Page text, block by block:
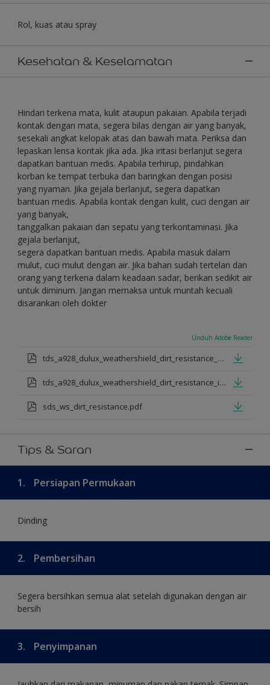
Rol, kuas atau spray
Kesehatan & Keselamatan
Hindari terkena mata, kulit ataupun pakaian. Apabila terjadi
kontak dengan mata, segera bilas dengan air yang banyak,
sesekali angkat kelopak atas dan bawah mata. Periksa dan
lepaskan lensa kontak jika ada. Jika iritasi berlanjut segera
dapatkan bantuan medis. Apabila terhirup, pindahkan
korban ke tempat terbuka dan baringkan dengan posisi
yang nyaman. Jika gejala berlanjut, segera dapatkan
bantuan medis. Apabila kontak dengan kulit, cuci dengan air
yang banyak,
tanggalkan pakaian dan sepatu yang terkontaminasi. Jika
gejala berlanjut,
segera dapatkan bantuan medis. Apabila masuk dalam
mulut, cuci mulut dengan air. Jika bahan sudah tertelan dan
orang yang terkena dalam keadaan sadar, berikan sedikit air
untuk diminum. Jangan memaksa untuk muntah kecuali
disarankan oleh dokter
Unduh Adobe Reader
tds_a928_dulux_weathershield_dirt_resistance_en_jan_2025.pdf
tds_a928_dulux_weathershield_dirt_resistance_id_jan_2025.pdf
sds_ws_dirt_resistance.pdf
Tips & Saran
1. Persiapan Permukaan
Dinding
2. Pembersihan
Segera bersihkan semua alat setelah digunakan dengan air
bersih
3. Penyimpanan